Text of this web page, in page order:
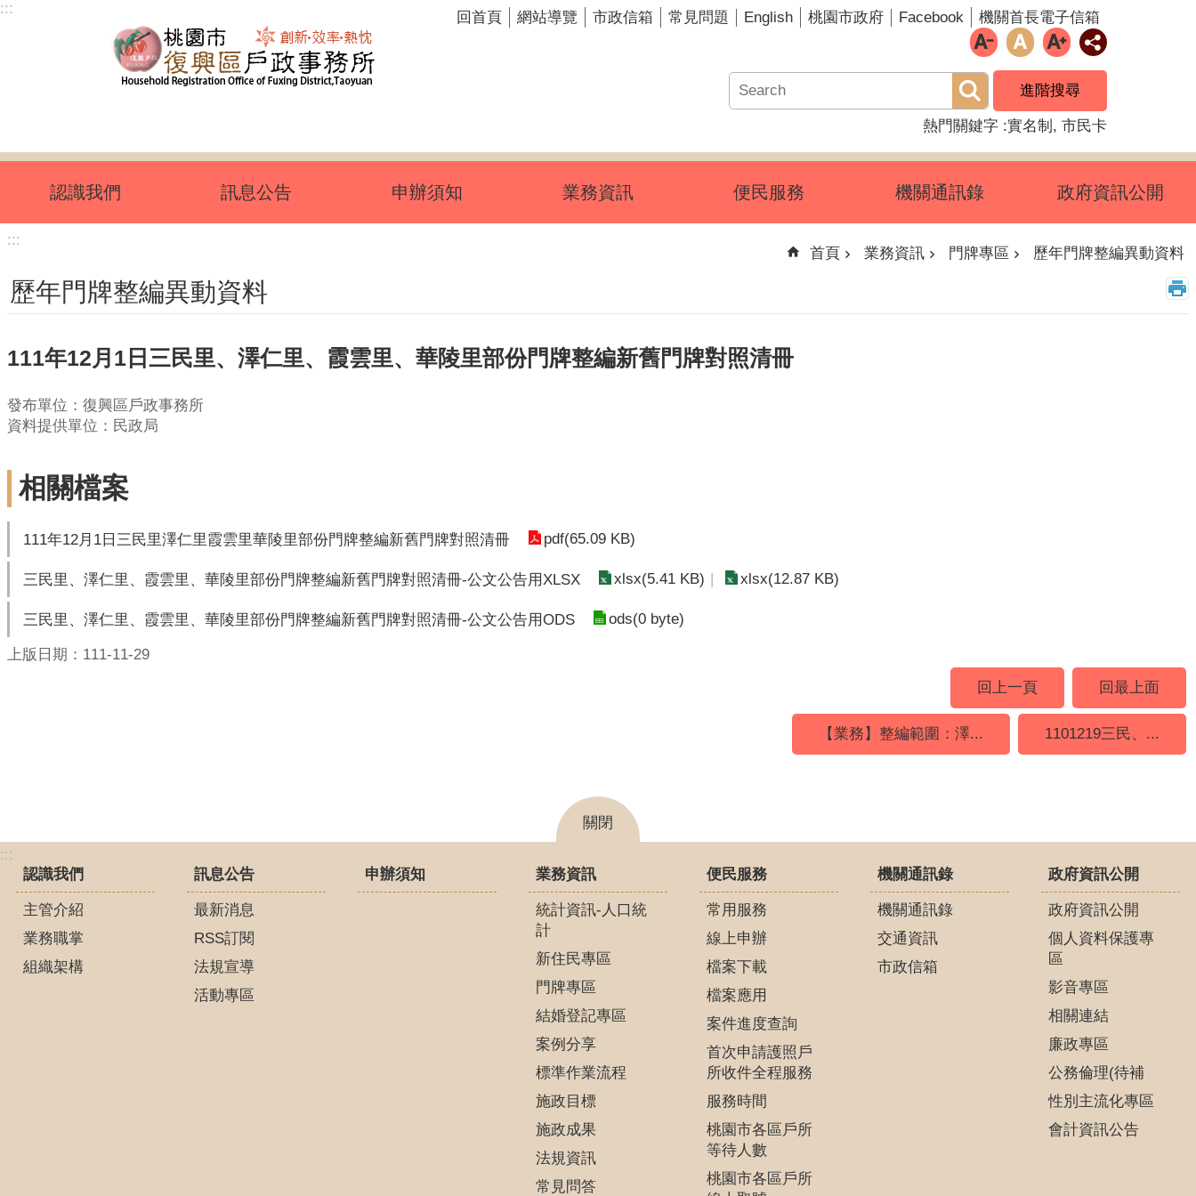
跳到主要內容區塊
:::
回首頁 網站導覽 市政信箱 常見問題 English 桃園市政府 Facebook 機關首長電子信箱
進階搜尋
熱門關鍵字 實名制 市民卡
認識我們 訊息公告 申辦須知 業務資訊 便民服務 機關通訊錄 政府資訊公開
:::
首頁 業務資訊 門牌專區 歷年門牌整編異動資料
歷年門牌整編異動資料
111年12月1日三民里、澤仁里、霞雲里、華陵里部份門牌整編新舊門牌對照清冊
發布單位：復興區戶政事務所
資料提供單位：民政局
相關檔案
111年12月1日三民里澤仁里霞雲里華陵里部份門牌整編新舊門牌對照清冊 pdf(65.09 KB)
三民里、澤仁里、霞雲里、華陵里部份門牌整編新舊門牌對照清冊-公文公告用XLSX xlsx(5.41 KB) xlsx(12.87 KB)
三民里、澤仁里、霞雲里、華陵里部份門牌整編新舊門牌對照清冊-公文公告用ODS ods(0 byte)
上版日期：111-11-29
回上一頁
回最上面
【業務】整編範圍：澤... 1101219三民、...
關閉
:::
認識我們
主管介紹
業務職掌
組織架構
訊息公告
最新消息
RSS訂閱
法規宣導
活動專區
申辦須知 業務資訊
統計資訊-人口統
計
新住民專區
門牌專區
結婚登記專區
案例分享
標準作業流程
施政目標
施政成果
法規資訊
常見問答
便民服務
常用服務
線上申辦
檔案下載
檔案應用
案件進度查詢
首次申請護照戶
所收件全程服務
服務時間
桃園市各區戶所
等待人數
桃園市各區戶所
機關通訊錄
機關通訊錄
交通資訊
市政信箱
政府資訊公開
政府資訊公開
個人資料保護專
區
影音專區
相關連結
廉政專區
公務倫理(待補
性別主流化專區
會計資訊公告